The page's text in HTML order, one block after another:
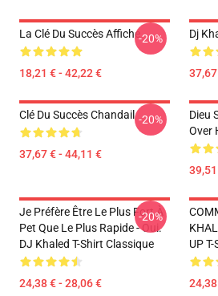
La Clé Du Succès Affiche
18,21 € - 42,22 €
-20% Dj
Clé Du Succès Chandail
37,67 € - 44,11 €
-20%
Dieu
Over
Je Préfère Être Le Plus Fort À
Pet Que Le Plus Rapide - Oui.
DJ Khaled T-Shirt Classique
24,38 € - 28,06 €
-20%
UP